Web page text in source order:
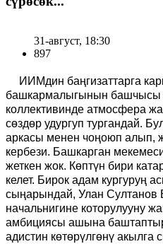
31-август, 18:30
897
ИИМдин баңгизаттарга
башкармалыгынын башчысы
коллективинде атмосфера
сөздөр удургуп тургандай.
аркасы менен чоңоюп алып,
кербези. Башкарган
жеткен жок. Көптүн бири
келет. Бирок адам кургуруң
сыңарындай, Улан
начальнигине которулууну
амбициясы ашына
адистин көтөрүлгөнү